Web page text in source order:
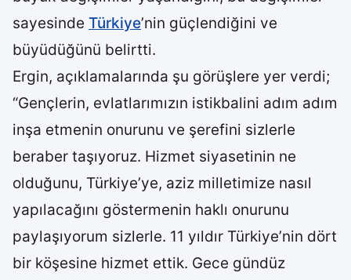
sayesinde Türkiye’nin güçlendiğini ve
büyüdüğünü belirtti.
Ergin, açıklamalarında şu görüşlere yer verdi;
“Gençlerin, evlatlarımızın istikbalini adım adım
inşa etmenin onurunu ve şerefini sizlerle
beraber taşıyoruz. Hizmet siyasetinin ne
olduğunu, Türkiye’ye, aziz milletimize nasıl
yapılacağını göstermenin haklı onurunu
paylaşıyorum sizlerle. 11 yıldır Türkiye’nin dört
bir köşesine hizmet ettik. Gece gündüz